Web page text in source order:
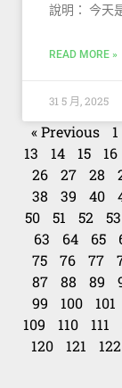
說明： 今天
READ MORE »
31 5 月, 2025
« Previous 1
13
14 15 16
26
27 28
38
39 40
50
51 52 53
63
64 65
75
76 77
87
88 89
99
100 101
109
110 111
120
121 122